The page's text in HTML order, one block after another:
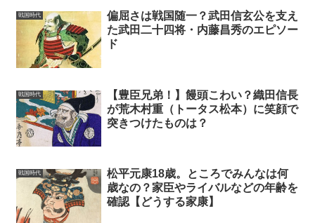
戦国時代
偏屈さは戦国随一？武田信玄公を支え
た武田二十四将・内藤昌秀のエピソー
ド
戦国時代
【豊臣兄弟！】饅頭こわい？織田信長
が荒木村重（トータス松本）に笑顔で
突きつけたものは？
戦国時代
松平元康18歳。ところでみんなは何
歳なの？家臣やライバルなどの年齢を
確認【どうする家康】